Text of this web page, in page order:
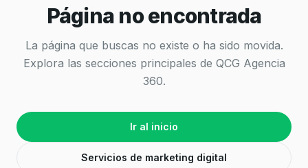
Página no encontrada
La página que buscas no existe o ha sido movida.
Explora las secciones principales de QCG Agencia
360.
Ir al inicio
Servicios de marketing digital